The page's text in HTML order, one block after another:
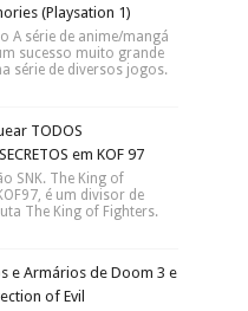
(Playsation 1)
A série de anime/mangá
sucesso muito grande
série de diversos jogos.
TODOS
em KOF 97
SNK. The King of
é um divisor de
The King of Fighters.
e Armários de Doom 3 e
of Evil